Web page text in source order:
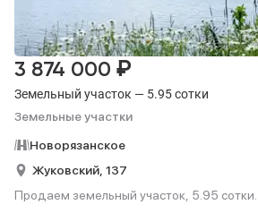
Земельный участок — 5.95 сотки
Земельные участки
3 874 000 ₽
Новорязанское
Жуковский, 137
Продаем земельный участок, 5.95 сотки.